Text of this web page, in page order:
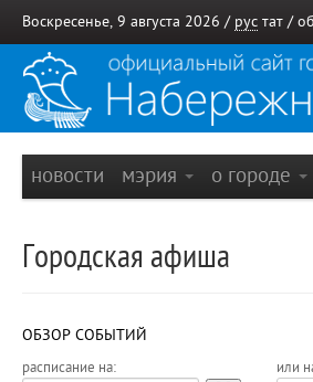
Воскресенье, 9 августа 2026 / рус тат /
новости мэрия о городе
Городская афиша
ОБЗОР СОБЫТИЙ
расписание на: или